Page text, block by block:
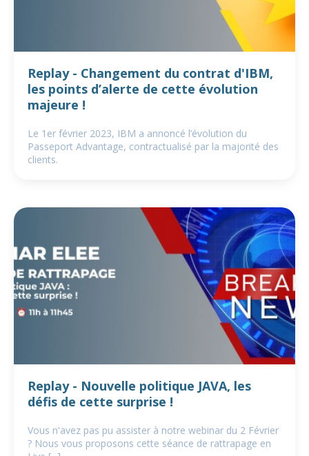
Replay - Changement du contrat d'IBM,
les points d’alerte de cette évolution
majeure !
Le 1er février 2023, IBM a annoncé l’évolution du
Passeport Advantage, contractualisé par la majorité des
clients.
Replay - Nouvelle politique JAVA, les
défis de cette surprise !
Vous n'avez pas pu assister à notre webinar du 2 Février
? Nous vous proposons cette séance de rattrapage en